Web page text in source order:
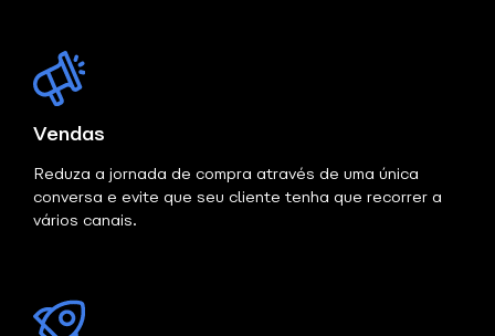
Vendas
Reduza a jornada de compra através de uma única
conversa e evite que seu cliente tenha que recorrer a
vários canais.